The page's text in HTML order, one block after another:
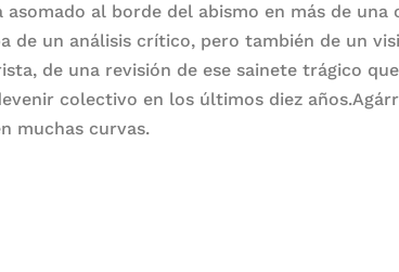
asomado al borde del abismo en más de una
de un análisis crítico, pero también de un
de una revisión de ese sainete trágico
colectivo en los últimos diez
muchas curvas.